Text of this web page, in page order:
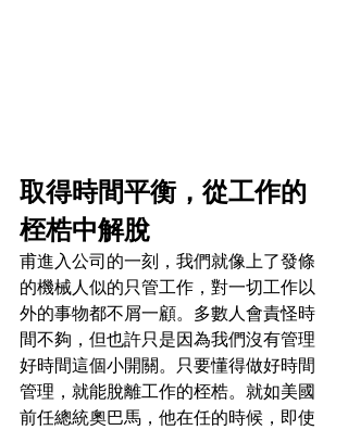
取得時間平衡，從工作的
桎梏中解脫
甫進入公司的一刻，我們就像上了發條
的機械人似的只管工作，對一切工作以
外的事物都不屑一顧。多數人會責怪時
間不夠，但也許只是因為我們沒有管理
好時間這個小開關。只要懂得做好時間
管理，就能脫離工作的桎梏。就如美國
前任總統奧巴馬，他在任的時候，即使